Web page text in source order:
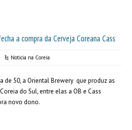
a compra da Cerveja Coreana Cass
Noticia na Coreia
de 50, a Oriental Brewery que produz as
do Sul, entre elas a OB e Cass
novo dono.